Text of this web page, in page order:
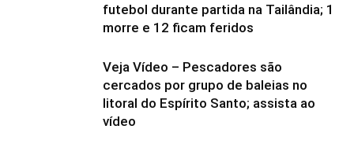
futebol durante partida na Tailândia; 1
morre e 12 ficam feridos
Veja Vídeo – Pescadores são
cercados por grupo de baleias no
litoral do Espírito Santo; assista ao
vídeo